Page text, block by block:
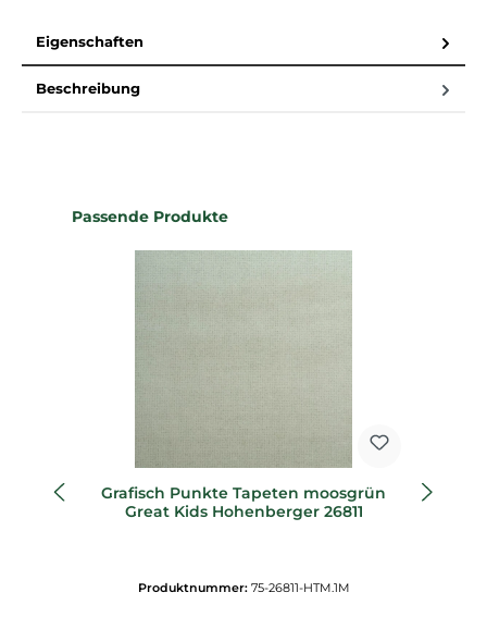
Eigenschaften
Beschreibung
Produktgalerie überspringen
Passende Produkte
Grafisch Punkte Tapeten moosgrün
Great Kids Hohenberger 26811
Produktnummer: 75-26811-HTM.1M